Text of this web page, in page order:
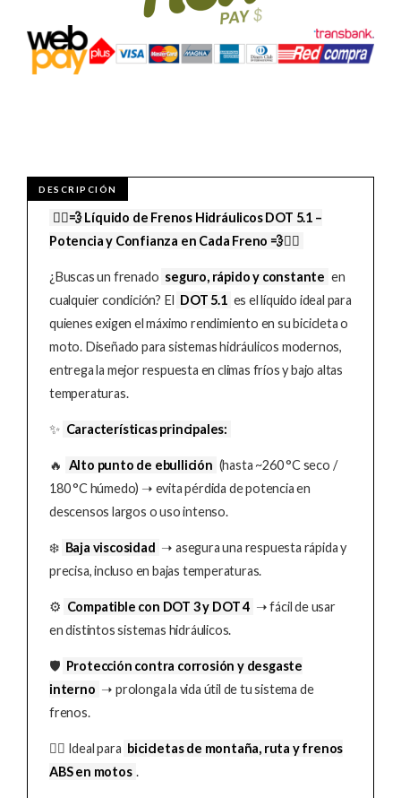
🚵‍♂️💨 Líquido de Frenos Hidráulicos DOT 5.1 –
Potencia y Confianza en Cada Freno 💨🚵‍♀️
¿Buscas un frenado seguro, rápido y constante en
cualquier condición? El DOT 5.1 es el líquido ideal para
quienes exigen el máximo rendimiento en su bicicleta o
moto. Diseñado para sistemas hidráulicos modernos,
entrega la mejor respuesta en climas fríos y bajo altas
temperaturas.
✨ Características principales:
🔥 Alto punto de ebullición (hasta ~260 °C seco /
180 °C húmedo) ➝ evita pérdida de potencia en
descensos largos o uso intenso.
❄️ Baja viscosidad ➝ asegura una respuesta rápida y
precisa, incluso en bajas temperaturas.
⚙️ Compatible con DOT 3 y DOT 4 ➝ fácil de usar
en distintos sistemas hidráulicos.
🛡️ Protección contra corrosión y desgaste
interno ➝ prolonga la vida útil de tu sistema de
frenos.
🚴‍♂️ Ideal para bicicletas de montaña, ruta y frenos
ABS en motos .